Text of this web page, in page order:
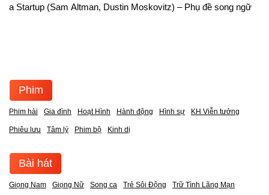
a Startup (Sam Altman, Dustin Moskovitz) – Phụ đề song ngữ
Phim
Phim hài Gia đình Hoạt Hình Hành động Hình sự KH Viễn tưởng
Phiêu lưu Tâm lý Phim bộ Kinh dị
Bài hát
Giọng Nam Giọng Nữ Song ca Trẻ Sôi Động Trữ Tình Lãng Mạn